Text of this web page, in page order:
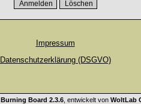
Impressum
Datenschutzerklärung (DSGVO)
Burning Board 2.3.6, entwickelt von WoltLab